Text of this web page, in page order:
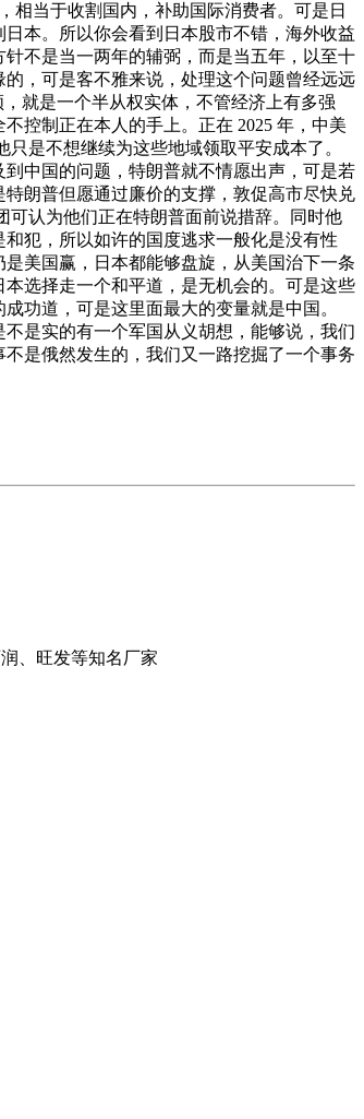
相当于收割国内，补助国际消费者。可是日
本。所以你会看到日本股市不错，海外收益
不是当一两年的辅弼，而是当五年，以至十
，可是客不雅来说，处理这个问题曾经远远
就是一个半从权实体，不管经济上有多强
控制正在本人的手上。正在 2025 年，中美
是不想继续为这些地域领取平安成本了。
中国的问题，特朗普就不情愿出声，可是若
朗普但愿通过廉价的支撑，敦促高市尽快兑
可认为他们正在特朗普面前说措辞。同时他
犯，所以如许的国度逃求一般化是没有性
美国赢，日本都能够盘旋，从美国治下一条
选择走一个和平道，是无机会的。可是这些
功道，可是这里面最大的变量就是中国。
是实的有一个军国从义胡想，能够说，我们
是俄然发生的，我们又一路挖掘了一个事务
、旺发等知名厂家